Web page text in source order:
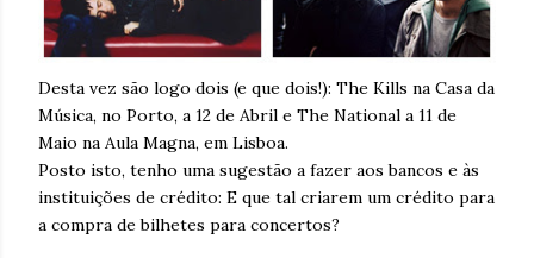
Desta vez são logo dois (e que dois!): The Kills na Casa da
Música, no Porto, a 12 de Abril e The National a 11 de
Maio na Aula Magna, em Lisboa.
Posto isto, tenho uma sugestão a fazer aos bancos e às
instituições de crédito: E que tal criarem um crédito para
a compra de bilhetes para concertos?